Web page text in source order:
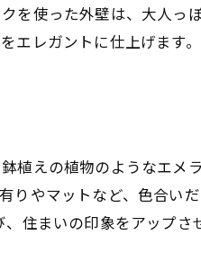
を使った外壁は、大人っ
エレガントに仕上げます。
植えの植物のようなエメ
りやマットなど、色合い
住まいの印象をアップさ